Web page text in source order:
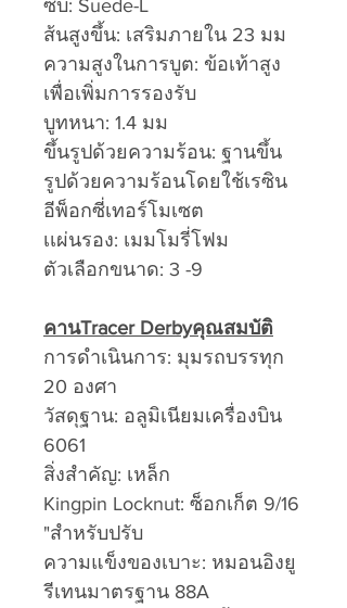
ซับ: Suede-L
ส้นสูงขึ้น: เสริมภายใน 23 มม
ความสูงในการบูต: ข้อเท้าสูง
เพื่อเพิ่มการรองรับ
บูทหนา: 1.4 มม
ขึ้นรูปด้วยความร้อน: ฐานขึ้น
รูปด้วยความร้อนโดยใช้เรซิน
อีพ็อกซี่เทอร์โมเซต
เเผ่นรอง: เมมโมรี่โฟม
ตัวเลือกขนาด: 3 -9
คานTracer Derbyคุณสมบัติ
การดำเนินการ: มุมรถบรรทุก
20 องศา
วัสดุฐาน: อลูมิเนียมเครื่องบิน
6061
สิ่งสำคัญ: เหล็ก
Kingpin Locknut: ซ็อกเก็ต 9/16
"สำหรับปรับ
ความแข็งของเบาะ: หมอนอิงยู
รีเทนมาตรฐาน 88A